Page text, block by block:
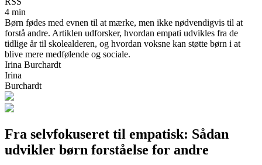
4 min
Børn fødes med evnen til at mærke, men ikke nødvendigvis til at
forstå andre. Artiklen udforsker, hvordan empati udvikles fra de
tidlige år til skolealderen, og hvordan voksne kan støtte børn i at
blive mere medfølende og sociale.
Irina Burchardt
Irina
Burchardt
Fra selvfokuseret til empatisk: Sådan
udvikler børn forståelse for andre